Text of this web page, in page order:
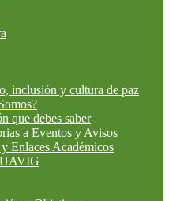
inclusión y cultura de paz
que debes saber
a Eventos y Avisos
Enlaces Académicos